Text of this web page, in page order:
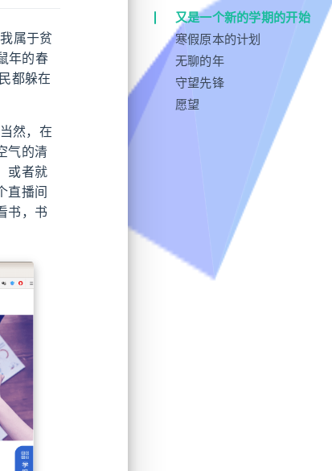
属于贫
年的春
都躲在
然，在
气的清
或者就
直播间
书，书
又是一个新的学期的开始
寒假原本的计划
无聊的年
守望先锋
愿望